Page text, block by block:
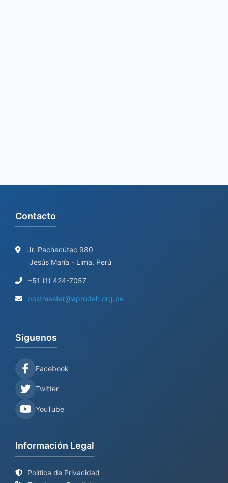
Contacto
Jr. Pachacútec 980
Jesús María - Lima, Perú
+51 (1) 424-7057
postmaster@aprodeh.org.pe
Síguenos
Facebook
Twitter
YouTube
Información Legal
Política de Privacidad